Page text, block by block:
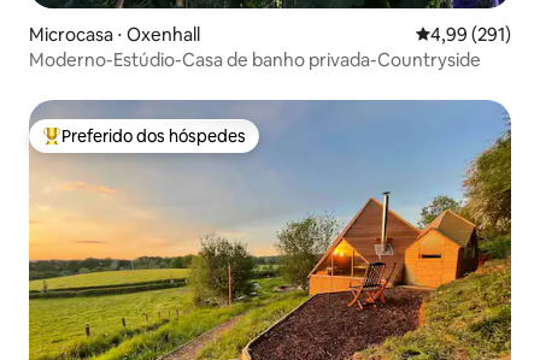
Microcasa ⋅ Oxenhall 4,99 de uma
4,99 (291)
Moderno-Estúdio-Casa de banho privada-Countryside
Entre os melhores preferidos dos hóspedes
Preferido dos hóspedes